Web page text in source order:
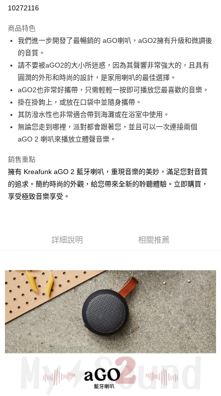
10272116
商品特色
我們進一步開發了最暢銷的 aGO喇叭，aGO2擁有升級和微調後
的音質。
請不要被aGO2的大小所迷惑，因為其聲響非常強大的，且具有
圓潤的外形和時尚的設計，是家用喇叭的最佳選擇。
aGO2也非常好攜帶，只需輕輕一按即可播放您最喜歡的音樂。
掛在掛鉤上，或放在口袋中並隨身攜帶。
其防潑水性也非常適合帶到海灘或在浴室中使用。
無論您走到哪裡，派對都會跟著您，並且可以一次連接兩個
aGO 2 喇叭來播放立體聲音樂。
銷售重點
擁有 Kreafunk aGO 2 藍牙喇叭，重現音樂的美妙，滿足您對音質
的追求。簡約時尚的外觀，給您帶來全新的聆聽體驗。立即購買，
享受極致音樂享受。
詳細說明 相關推薦